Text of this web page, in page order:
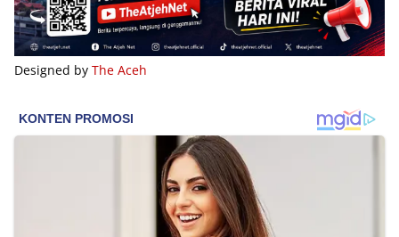
Designed by The Aceh